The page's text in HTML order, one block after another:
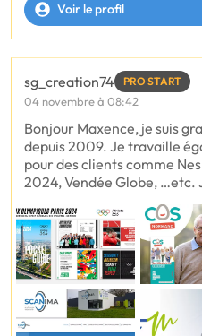
Voir le profil
sg_creation74 PRO START
04 novembre à 08:42
Bonjour Maxence, je suis
depuis 2009. Je travaille
pour des clients comme
2024, Vendée Globe, …etc.